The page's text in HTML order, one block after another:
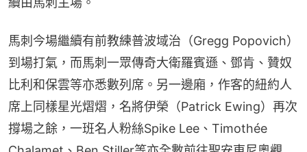
馬刺今場繼續有前教練普波域治（Gregg Popovich）
到場打氣，而馬刺一眾傳奇大衛羅賓遜、鄧肯、贊奴
比利和保雲等亦悉數列席。另一邊廂，作客的紐約人
席上同樣星光熠熠，名將伊榮（Patrick Ewing）再次
撐場之餘，一班名人粉絲Spike Lee、Timothée